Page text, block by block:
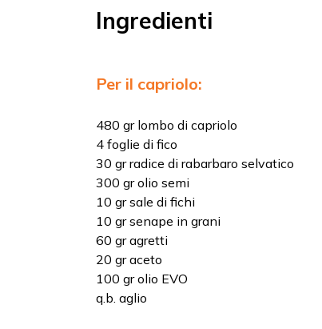
Ingredienti
Per il capriolo:
480 gr lombo di capriolo
4 foglie di fico
30 gr radice di rabarbaro selvatico
300 gr olio semi
10 gr sale di fichi
10 gr senape in grani
60 gr agretti
20 gr aceto
100 gr olio EVO
q.b. aglio